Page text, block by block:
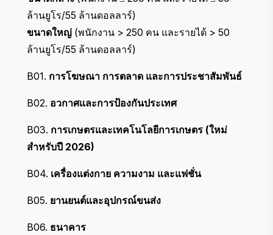
ล้านยูโร/55 ล้านดอลลาร์)
ขนาดใหญ่ (พนักงาน > 250 คน และรายได้ > 50
ล้านยูโร/55 ล้านดอลลาร์)
B01. การโฆษณา การตลาด และการประชาสัมพันธ์
B02. อวกาศและการป้องกันประเทศ
B03. การเกษตรและเทคโนโลยีการเกษตร (ใหม่
สำหรับปี 2026)
B04. เครื่องแต่งกาย ความงาม และแฟชั่น
B05. ยานยนต์และอุปกรณ์ขนส่ง
B06. ธนาคาร